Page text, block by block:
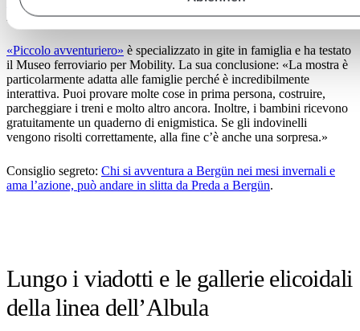
intrattenimento per grandi e piccini.
«Piccolo avventuriero» è specializzato in gite in famiglia e ha testato
il Museo ferroviario per Mobility. La sua conclusione: «La mostra è
particolarmente adatta alle famiglie perché è incredibilmente
interattiva. Puoi provare molte cose in prima persona, costruire,
parcheggiare i treni e molto altro ancora. Inoltre, i bambini ricevono
gratuitamente un quaderno di enigmistica. Se gli indovinelli
vengono risolti correttamente, alla fine c’è anche una sorpresa.»
Consiglio segreto: Chi si avventura a Bergün nei mesi invernali e
ama l’azione, può andare in slitta da Preda a Bergün.
Lungo i viadotti e le gallerie elicoidali
della linea dell’Albula